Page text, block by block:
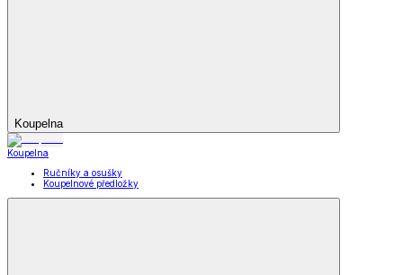
Koupelna
Koupelna
Ručníky a osušky
Koupelnové předložky